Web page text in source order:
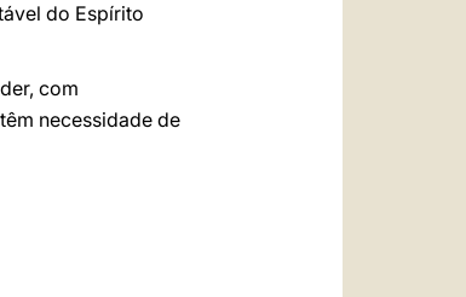
do Espírito
com
necessidade de